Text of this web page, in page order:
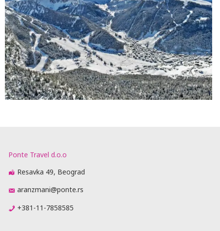
Ponte Travel d.o.o
Resavka 49, Beograd
aranzmani@ponte.rs
+381-11-7858585